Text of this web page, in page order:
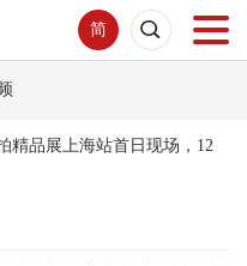
简
精品展上海站首日现场，12